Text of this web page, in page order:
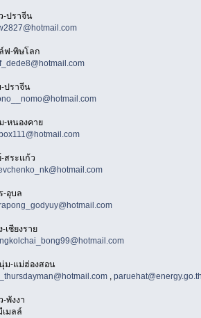
-ปราจีน
ฟ-พิษโลก
-ปราจีน
-หนองคาย
-สระแก้ว
-อุบล
-เชียงราย
ม-แม่ฮ่องสอน
, paruehat@energy.go.th
-พังงา
มลล์